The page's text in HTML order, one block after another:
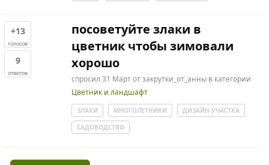
+13
голосов
9
ответов
посоветуйте злаки в
цветник чтобы зимовали
хорошо
спросил 31 Март отзакрутки_от_анны в категории
Цветник и ландшафт
ЗЛАКИ МНОГОЛЕТНИКИ
ДИЗАЙН-УЧАСТКА
САДОВОДСТВО